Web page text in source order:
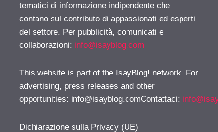
tematici di informazione indipendente che
contano sul contributo di appassionati ed esperti
del settore. Per pubblicità, comunicati e
collaborazioni: info@isayblog.com
This website is part of the IsayBlog! network. For
advertising, press releases and other
opportunities: info@isayblog.comContattaci:
Dichiarazione sulla Privacy (UE)